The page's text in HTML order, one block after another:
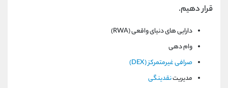
قرار دهیم.
دارایی های دنیای واقعی (RWA)
وام دهی
صرافی غیرمتمرکز (DEX)
مدیریتنقدینگی